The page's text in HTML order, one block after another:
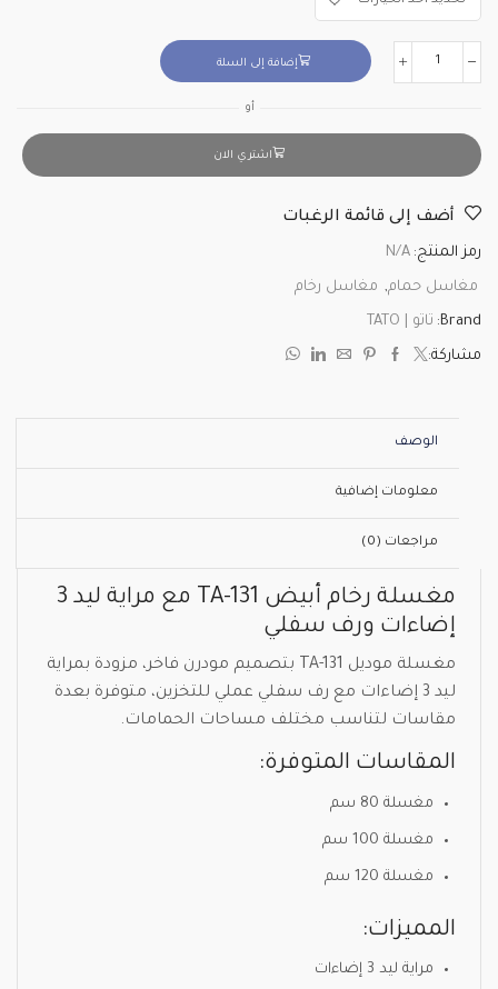
إضافة إلى السلة
أو
اشتري الان
أضف إلى قائمة الرغبات
رمز المنتج: N/A
مغاسل حمام, مغاسل رخام
Brand: تاتو | TATO
مشاركة:
الوصف
معلومات إضافية
مراجعات (0)
مغسلة رخام أبيض TA-131 مع مراية ليد 3
إضاءات ورف سفلي
مغسلة موديل TA-131 بتصميم مودرن فاخر، مزودة بمراية
ليد 3 إضاءات مع رف سفلي عملي للتخزين، متوفرة بعدة
مقاسات لتناسب مختلف مساحات الحمامات.
المقاسات المتوفرة:
مغسلة 80 سم
مغسلة 100 سم
مغسلة 120 سم
المميزات:
مراية ليد 3 إضاءات